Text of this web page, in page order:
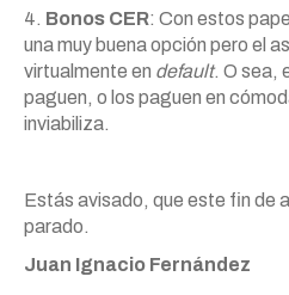
4. Bonos CER: Con estos
una muy buena opción pero el
virtualmente en default. O sea,
paguen, o los paguen en
inviabiliza.
Estás avisado, que este fin de
parado.
Juan Ignacio Fernández